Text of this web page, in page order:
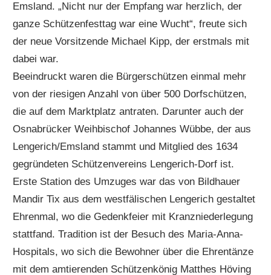
Emsland. „Nicht nur der Empfang war herzlich, der
ganze Schützenfesttag war eine Wucht“, freute sich
der neue Vorsitzende Michael Kipp, der erstmals mit
dabei war.
Beeindruckt waren die Bürgerschützen einmal mehr
von der riesigen Anzahl von über 500 Dorfschützen,
die auf dem Marktplatz antraten. Darunter auch der
Osnabrücker Weihbischof Johannes Wübbe, der aus
Lengerich/Emsland stammt und Mitglied des 1634
gegründeten Schützenvereins Lengerich-Dorf ist.
Erste Station des Umzuges war das von Bildhauer
Mandir Tix aus dem westfälischen Lengerich gestaltet
Ehrenmal, wo die Gedenkfeier mit Kranzniederlegung
stattfand. Tradition ist der Besuch des Maria-Anna-
Hospitals, wo sich die Bewohner über die Ehrentänze
mit dem amtierenden Schützenkönig Matthes Höving